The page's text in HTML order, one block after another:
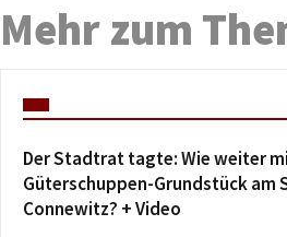
Mehr zum
Der Stadtrat tagte: Wie weiter
Güterschuppen-Grundstück am
Connewitz? + Video